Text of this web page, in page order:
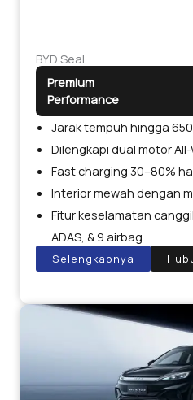
BYD Seal
Premium
Performance
Jarak tempuh hingga 650
Dilengkapi dual motor
Fast charging 30–80%
Interior mewah dengan
Fitur keselamatan
ADAS, & 9 airbag
Selengkapnya